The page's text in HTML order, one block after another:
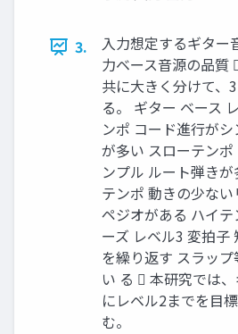
3.
入力想定するギター
力ベース音源の品質
共に大きく分けて、
る。 ギター ベース
ンポ コード進行が
が多い スローテン
ンプル ルート弾き
テンポ 動きの少な
ペジオがある ハイ
ーズ レベル3 変拍子
を繰り返す スラッ
い る  本研究では
にレベル2までを目
む。